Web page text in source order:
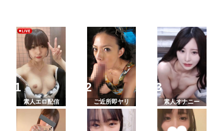
素人エロ配信 ご近所即ヤリ 素人オナニー